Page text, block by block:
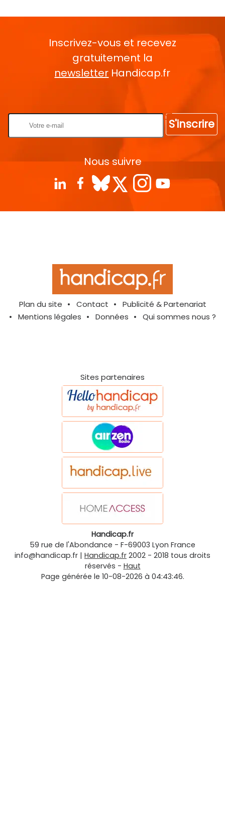
Inscrivez-vous et recevez
gratuitement la
newsletter Handicap.fr
S'inscrire
Nous suivre
Plan du site Contact
Publicité & Partenariat
Mentions légales
Données Qui sommes nous ?
Sites partenaires
Handicap.fr
59 rue de l'Abondance - F-69003 Lyon France
info@handicap.fr | Handicap.fr 2002 - 2018 tous droits
réservés - Haut
Page générée le 10-08-2026 à 04:43:46.